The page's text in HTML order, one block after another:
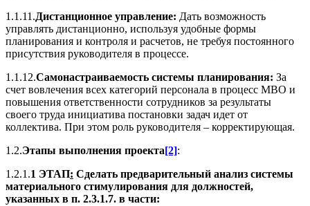
1.1.11.Дистанционное управление: Дать возможность
управлять дистанционно, используя удобные формы
планирования и контроля и расчетов, не требуя постоянного
присутствия руководителя в процессе.
1.1.12.Самонастраиваемость системы планирования: За
счет вовлечения всех категорий персонала в процесс МВО и
повышения ответственности сотрудников за результаты
своего труда инициатива постановки задач идет от
коллектива. При этом роль руководителя – корректирующая.
1.2.Этапы выполнения проекта[2]:
1.2.1.1 ЭТАП: Сделать предварительный анализ системы
материального стимулирования для должностей,
указанных в п. 2.3.1.7. в части: